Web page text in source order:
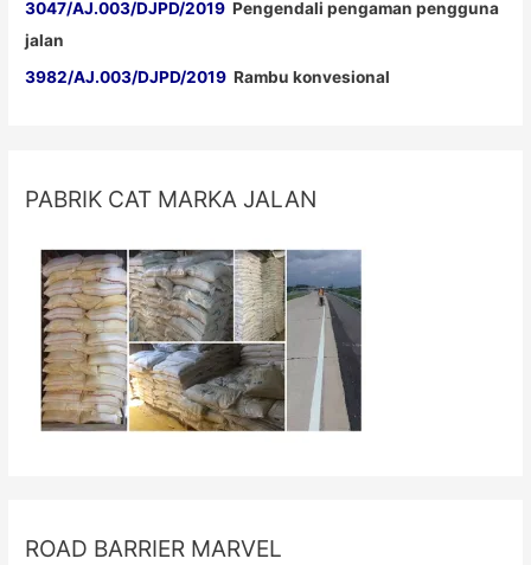
3047/AJ.003/DJPD/2019 Pengendali pengaman pengguna
jalan
3982/AJ.003/DJPD/2019 Rambu konvesional
PABRIK CAT MARKA JALAN
ROAD BARRIER MARVEL